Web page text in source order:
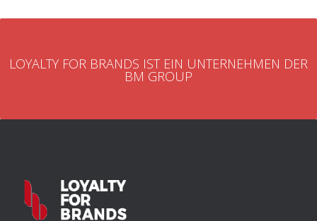
LOYALTY FOR BRANDS IST EIN UNTERNEHMEN DER
BM GROUP